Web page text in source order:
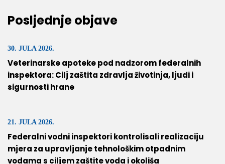
Posljednje objave
30. JULA 2026.
Veterinarske apoteke pod nadzorom federalnih
inspektora: Cilj zaštita zdravlja životinja, ljudi i
sigurnosti hrane
21. JULA 2026.
Federalni vodni inspektori kontrolisali realizaciju
mjera za upravljanje tehnološkim otpadnim
vodama s ciljem zaštite voda i okoliša